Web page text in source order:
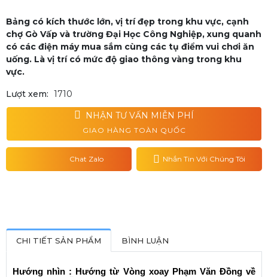
Bảng có kích thước lớn, vị trí đẹp trong khu vực, cạnh
chợ Gò Vấp và trường Đại Học Công Nghiệp, xung quanh
có các điện máy mua sắm cùng các tụ điểm vui chơi ăn
uống. Là vị trí có mức độ giao thông vàng trong khu
vực.
Lượt xem: 1710
NHẬN TƯ VẤN MIỄN PHÍ
GIAO HÀNG TOÀN QUỐC
Chat Zalo Nhắn Tin Với Chúng Tôi
CHI TIẾT SẢN PHẨM BÌNH LUẬN
Hướng nhìn : Hướng từ Vòng xoay Phạm Văn Đồng về